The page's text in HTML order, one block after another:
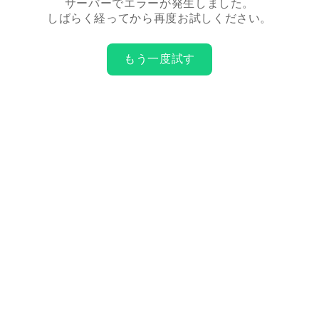
サーバーでエラーが発生しました。
しばらく経ってから再度お試しください。
もう一度試す